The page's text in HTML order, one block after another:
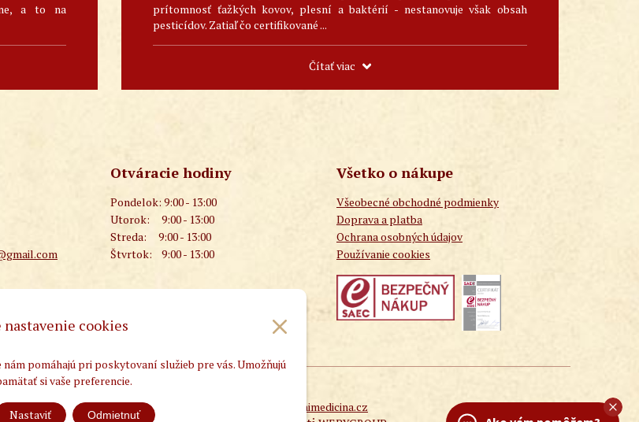
nastavenie cookies
nám pomáhajú pri poskytovaní služieb pre vás. Umožňujú
si vaše preferencie.
Nastaviť Odmietnuť
a to na
prítomnosť ťažkých kovov, plesní a baktérií - nestanovuje však obsah
pesticídov. Zatiaľ čo certifikované ...
Čítať viac
Otváracie hodiny
Pondelok: 9:00 - 13:00
Utorok: 9:00 - 13:00
Streda: 9:00 - 13:00
Štvrtok: 9:00 - 13:00
Všetko o nákupe
Všeobecné obchodné podmienky
Doprava a platba
Ochrana osobných údajov
Používanie cookies
tejto stránke je MUDr. Petr Hoffmann www.patentnimedicina.cz